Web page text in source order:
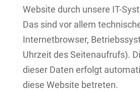
Website durch unsere IT-
Das sind vor allem
Internetbrowser,
Uhrzeit des Seitenaufrufs).
dieser Daten erfolgt
diese Website betreten.